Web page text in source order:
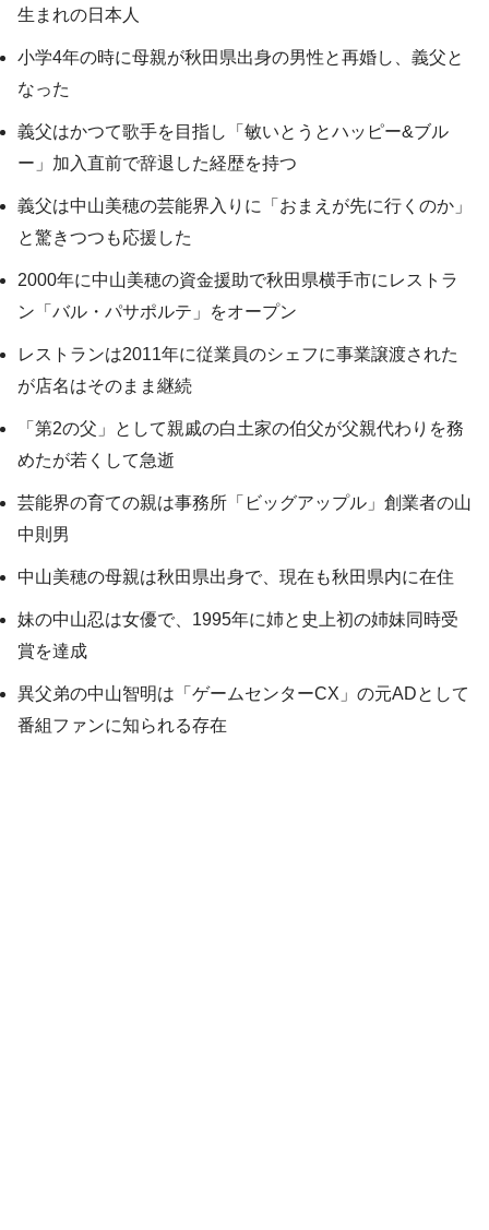
生まれの日本人
小学4年の時に母親が秋田県出身の男性と再婚し、義父と
なった
義父はかつて歌手を目指し「敏いとうとハッピー&ブル
ー」加入直前で辞退した経歴を持つ
義父は中山美穂の芸能界入りに「おまえが先に行くのか」
と驚きつつも応援した
2000年に中山美穂の資金援助で秋田県横手市にレストラ
ン「バル・パサポルテ」をオープン
レストランは2011年に従業員のシェフに事業譲渡された
が店名はそのまま継続
「第2の父」として親戚の白土家の伯父が父親代わりを務
めたが若くして急逝
芸能界の育ての親は事務所「ビッグアップル」創業者の山
中則男
中山美穂の母親は秋田県出身で、現在も秋田県内に在住
妹の中山忍は女優で、1995年に姉と史上初の姉妹同時受
賞を達成
異父弟の中山智明は「ゲームセンターCX」の元ADとして
番組ファンに知られる存在